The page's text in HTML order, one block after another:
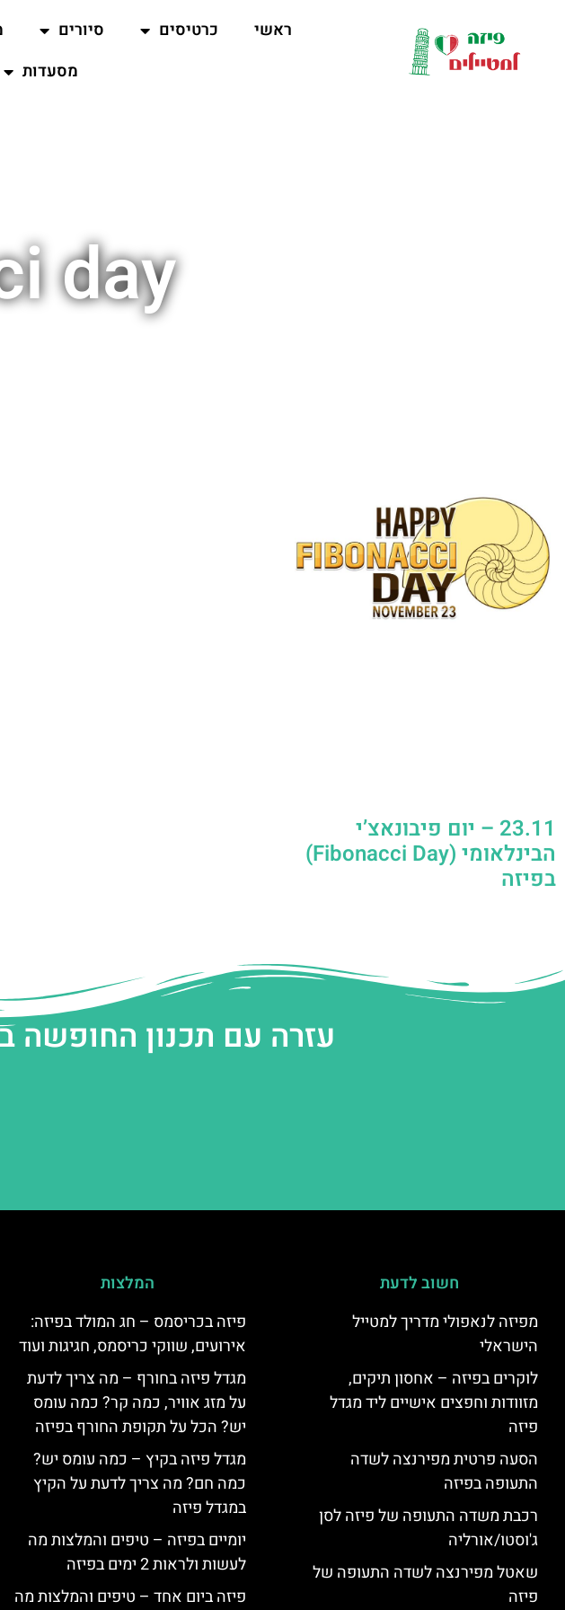
ראשי כרטיסים סיורים
מסעדות
day
23.11 – יום פיבונאצ’י
הבינלאומי (Fibonacci Day)
בפיזה
עזרה עם תכנון החופשה
חשוב לדעת
מפיזה לנאפולי מדריך למטייל
הישראלי
לוקרים בפיזה – אחסון תיקים,
מזוודות וחפצים אישיים ליד מגדל
פיזה
הסעה פרטית מפירנצה לשדה
התעופה בפיזה
רכבת משדה התעופה של פיזה לסן
ג'וסטו/אורליה
שאטל מפירנצה לשדה התעופה של
פיזה
המלצות
פיזה בכריסמס – חג המולד בפיזה:
אירועים, שווקי כריסמס, חגיגות ועוד
מגדל פיזה בחורף – מה צריך לדעת
על מזג אוויר, כמה קר? כמה עומס
יש? הכל על תקופת החורף בפיזה
מגדל פיזה בקיץ – כמה עומס יש?
כמה חם? מה צריך לדעת על הקיץ
במגדל פיזה
יומיים בפיזה – טיפים והמלצות מה
לעשות ולראות 2 ימים בפיזה
פיזה ביום אחד – טיפים והמלצות מה